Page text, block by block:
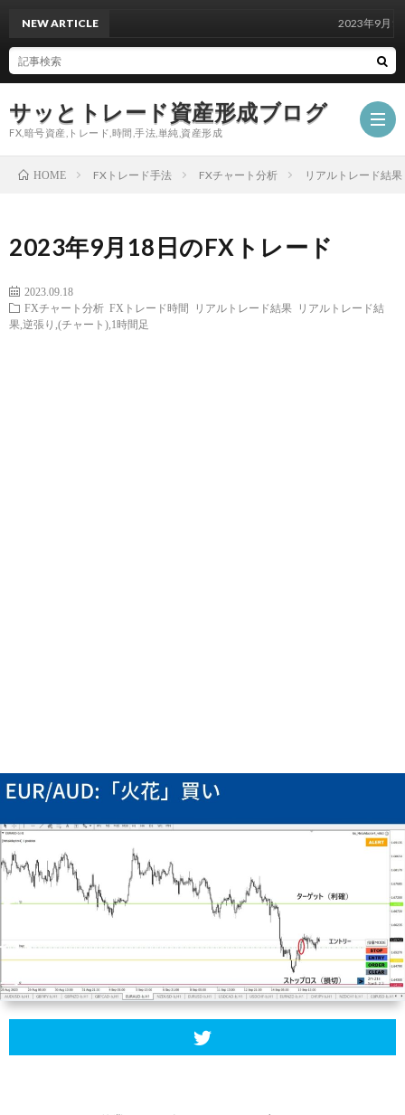
サッとトレード資産形成ブログ
FX,暗号資産,トレード,時間,手法,単純,資産形成
NEW ARTICLE 2023年9月18日の
HOME FXトレード手法 FXチャート分析 リアルトレード結果
2023年9月18日のFXトレード
2023.09.18
FXチャート分析 FXトレード時間 リアルトレード結果
リアルトレード結
果,逆張り,(チャート),1時間足